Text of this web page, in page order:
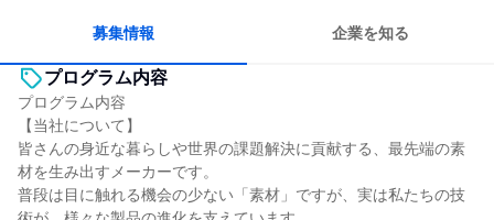
募集情報 企業を知る
プログラム内容
プログラム内容
【当社について】
皆さんの身近な暮らしや世界の課題解決に貢献する、最先端の素
材を生み出すメーカーです。
普段は目に触れる機会の少ない「素材」ですが、実は私たちの技